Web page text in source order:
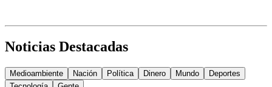
Noticias Destacadas
Medioambiente Nación Política Dinero Mundo
Deportes